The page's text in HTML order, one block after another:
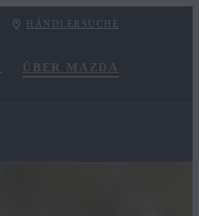
HÄNDLERSUCHE
ÜBER MAZDA